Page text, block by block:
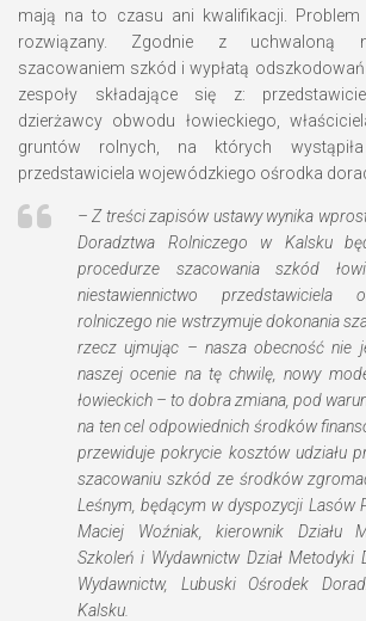
mają na to czasu ani kwalifikacji.
rozwiązany. Zgodnie z uchwaloną
szacowaniem szkód i wypłatą
zespoły składające się z:
dzierżawcy obwodu łowieckiego,
gruntów rolnych, na których
przedstawiciela wojewódzkiego ośrodka
– Z treści zapisów ustawy wynika
Doradztwa Rolniczego w Kalsku
procedurze szacowania szkód
niestawiennictwo przedstawiciela
rolniczego nie wstrzymuje dokonania
rzecz ujmując – nasza obecność nie
naszej ocenie na tę chwilę, nowy
łowieckich – to dobra zmiana, pod
na ten cel odpowiednich środków
przewiduje pokrycie kosztów udziału
szacowaniu szkód ze środków
Leśnym, będącym w dyspozycji Lasów
Maciej Woźniak, kierownik Działu
Szkoleń i Wydawnictw Dział Metodyki
Wydawnictw, Lubuski Ośrodek
Kalsku.